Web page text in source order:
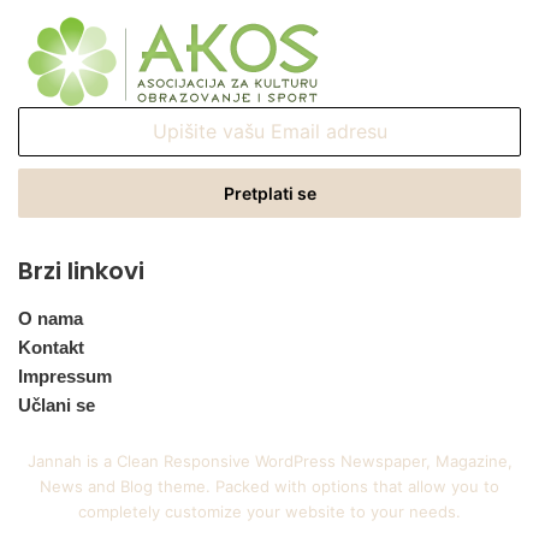
Email
Brzi linkovi
O nama
Kontakt
Impressum
Učlani se
Jannah is a Clean Responsive WordPress Newspaper, Magazine,
News and Blog theme. Packed with options that allow you to
completely customize your website to your needs.